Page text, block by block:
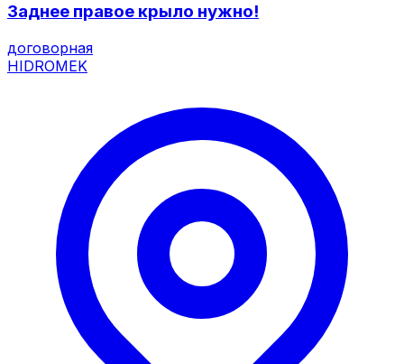
Заднее правое крыло нужно!
договорная
HIDROMEK